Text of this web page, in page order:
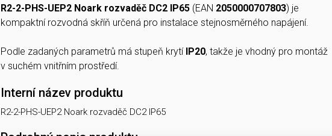
R2-2-PHS-UEP2 Noark rozvaděč DC2 IP65 (EAN 2050000707803) je
kompaktní rozvodná skříň určená pro instalace stejnosměrného napájení.
Podle zadaných parametrů má stupeň krytí IP20, takže je vhodný pro montáž
v suchém vnitřním prostředí.
Interní název produktu
R2-2-PHS-UEP2 Noark rozvaděč DC2 IP65